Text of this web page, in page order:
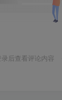
录后查看评论内容